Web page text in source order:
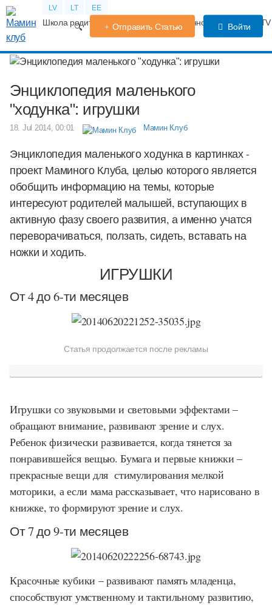
LV LT EE
Школа родителей Календарь беременности Форум
Отправить Статью Войти
Энциклопедия маленького
"ходунка": игрушки
18. Jul 2014, 00:01 Мамин Клуб
Энциклопедия маленького ходунка в картинках -
проект Маминого Клуба, целью которого является
обобщить информацию на темы, которые
интересуют родителей малышей, вступающих в
активную фазу своего развития, а именно учатся
переворачиваться, ползать, сидеть, вставать на
ножки и ходить.
ИГРУШКИ
От 4 до 6-ти месяцев
Статья продолжается после рекламы
Игрушки со звуковыми и световыми эффектами –
обращают внимание, развивают зрение и слух.
Ребенок физически развивается, когда тянется за
понравившейся вещью. Бумага и первые книжки –
прекрасные вещи для стимулирования мелкой
моторики, а если мама рассказывает, что нарисовано в
книжке, то формируют зрение и слух.
От 7 до 9-ти месяцев
Красочные кубики – развивают память младенца,
способствуют умственному и тактильному развитию,